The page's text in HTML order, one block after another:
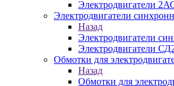
Электродвигатели
Электродвигатели
Назад
Электродвигатели
Электродвигатели
Обмотки для
Назад
Обмотки для